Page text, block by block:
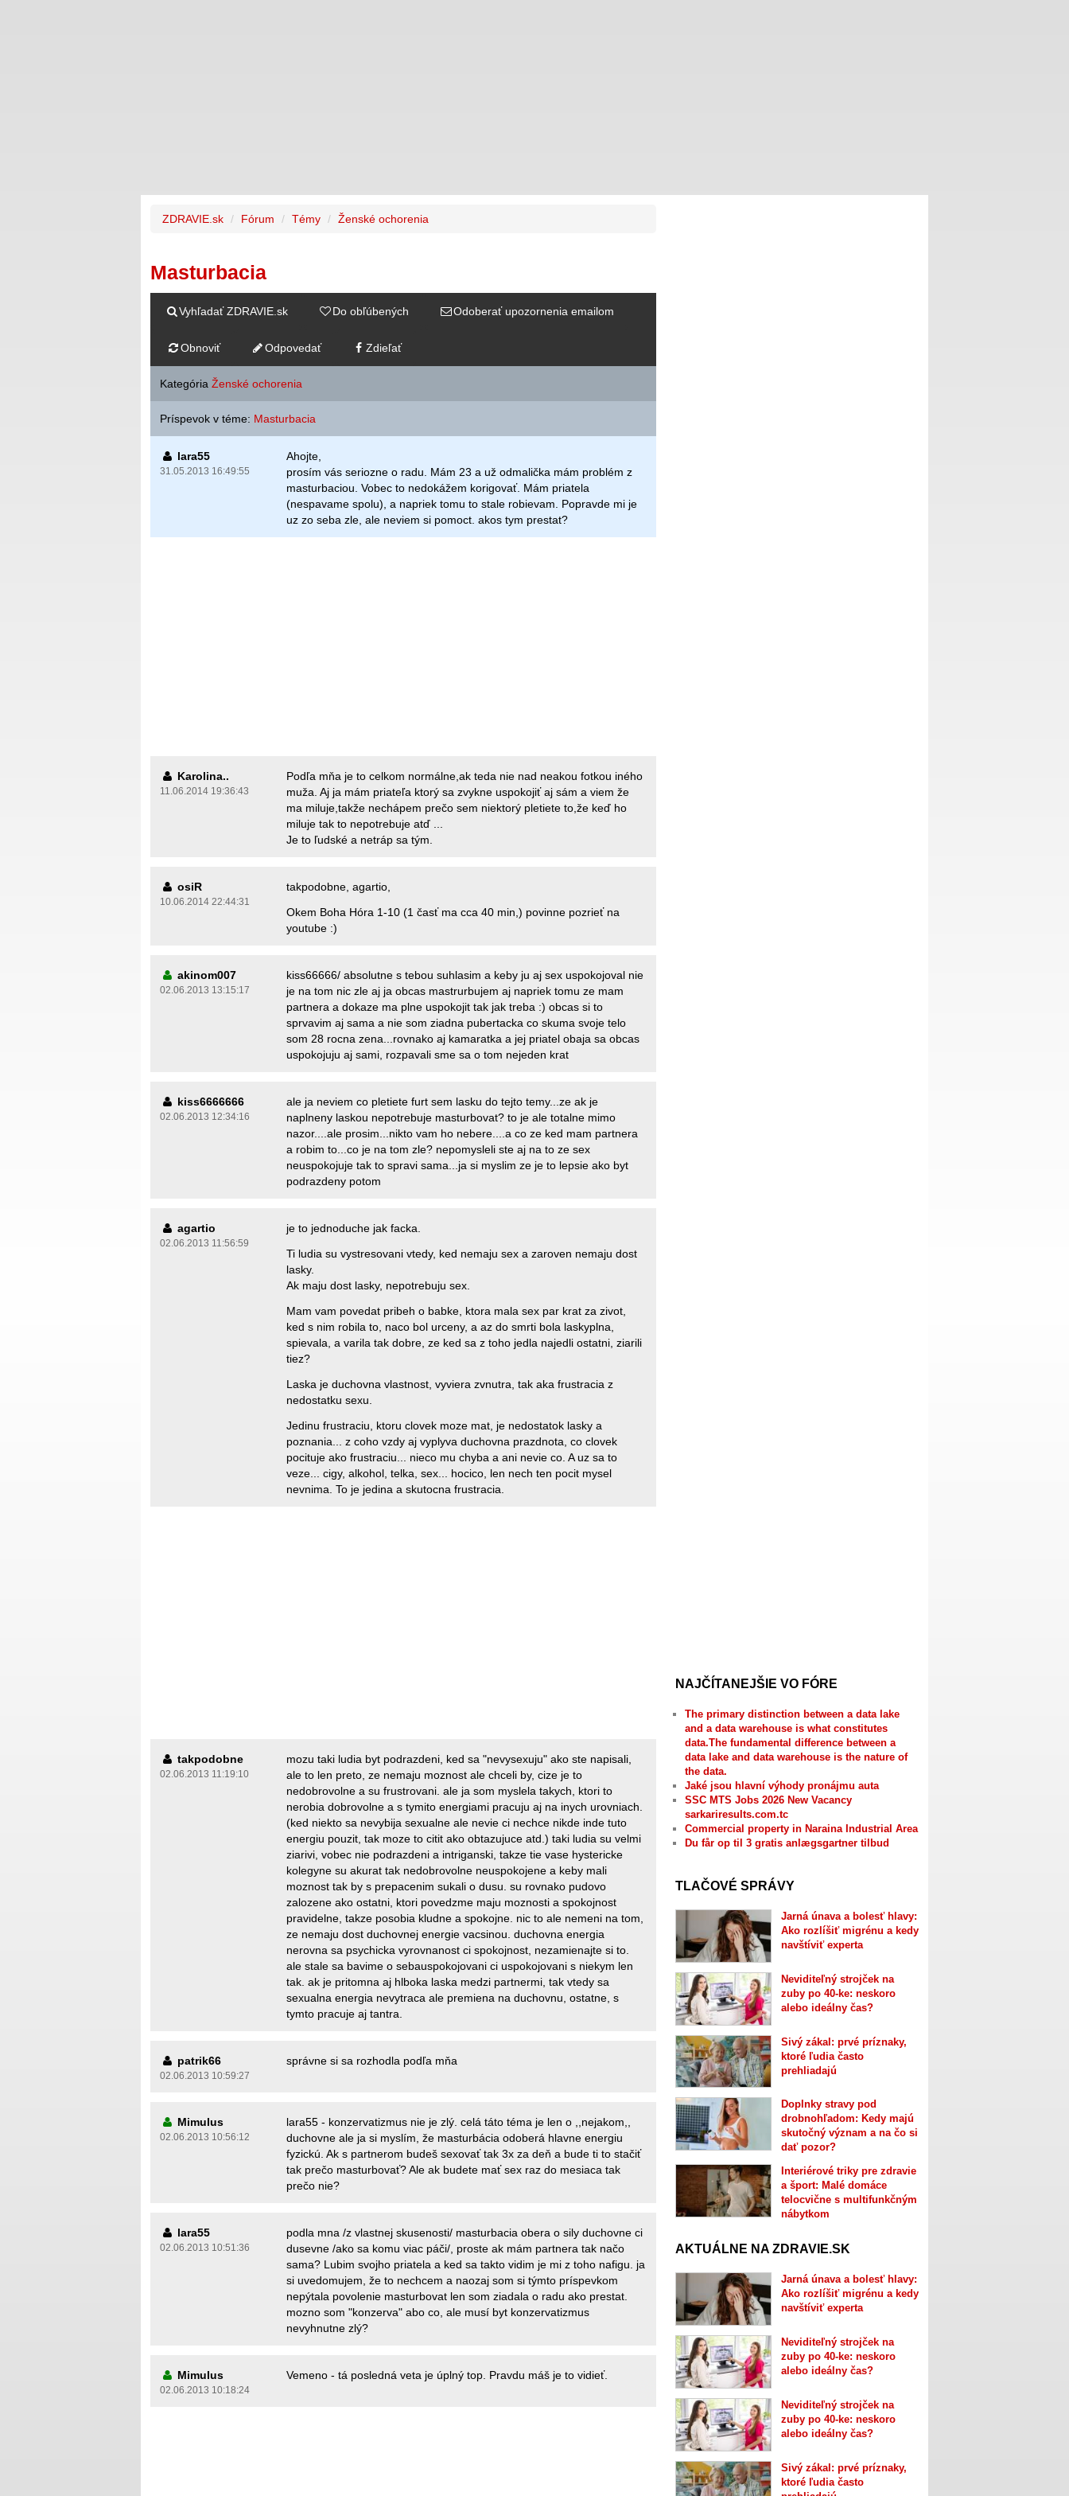
ZDRAVIE.sk Fórum Témy Ženské ochorenia
Masturbacia
Vyhľadať ZDRAVIE.sk Do obľúbených Odoberať upozornenia emailom
Obnoviť Odpovedať Zdieľať
Kategória Ženské ochorenia
Príspevok v téme: Masturbacia
lara55
31.05.2013 16:49:55
Ahojte,
prosím vás seriozne o radu. Mám 23 a už odmalička mám problém z
masturbaciou. Vobec to nedokážem korigovať. Mám priatela
(nespavame spolu), a napriek tomu to stale robievam. Popravde mi je
uz zo seba zle, ale neviem si pomoct. akos tym prestat?
Karolina..
11.06.2014 19:36:43
Podľa mňa je to celkom normálne,ak teda nie nad neakou fotkou iného
muža. Aj ja mám priateľa ktorý sa zvykne uspokojiť aj sám a viem že
ma miluje,takže nechápem prečo sem niektorý pletiete to,že keď ho
miluje tak to nepotrebuje atď ...
Je to ľudské a netráp sa tým.
osiR
10.06.2014 22:44:31
takpodobne, agartio,
Okem Boha Hóra 1-10 (1 časť ma cca 40 min,) povinne pozrieť na
youtube :)
akinom007
02.06.2013 13:15:17
kiss66666/ absolutne s tebou suhlasim a keby ju aj sex uspokojoval nie
je na tom nic zle aj ja obcas mastrurbujem aj napriek tomu ze mam
partnera a dokaze ma plne uspokojit tak jak treba :) obcas si to
sprvavim aj sama a nie som ziadna pubertacka co skuma svoje telo
som 28 rocna zena...rovnako aj kamaratka a jej priatel obaja sa obcas
uspokojuju aj sami, rozpavali sme sa o tom nejeden krat
kiss6666666
02.06.2013 12:34:16
ale ja neviem co pletiete furt sem lasku do tejto temy...ze ak je
naplneny laskou nepotrebuje masturbovat? to je ale totalne mimo
nazor....ale prosim...nikto vam ho nebere....a co ze ked mam partnera
a robim to...co je na tom zle? nepomysleli ste aj na to ze sex
neuspokojuje tak to spravi sama...ja si myslim ze je to lepsie ako byt
podrazdeny potom
agartio
02.06.2013 11:56:59
je to jednoduche jak facka.
Ti ludia su vystresovani vtedy, ked nemaju sex a zaroven nemaju dost
lasky.
Ak maju dost lasky, nepotrebuju sex.
Mam vam povedat pribeh o babke, ktora mala sex par krat za zivot,
ked s nim robila to, naco bol urceny, a az do smrti bola laskyplna,
spievala, a varila tak dobre, ze ked sa z toho jedla najedli ostatni, ziarili
tiez?
Laska je duchovna vlastnost, vyviera zvnutra, tak aka frustracia z
nedostatku sexu.
Jedinu frustraciu, ktoru clovek moze mat, je nedostatok lasky a
poznania... z coho vzdy aj vyplyva duchovna prazdnota, co clovek
pocituje ako frustraciu... nieco mu chyba a ani nevie co. A uz sa to
veze... cigy, alkohol, telka, sex... hocico, len nech ten pocit mysel
nevnima. To je jedina a skutocna frustracia.
takpodobne
02.06.2013 11:19:10
mozu taki ludia byt podrazdeni, ked sa "nevysexuju" ako ste napisali,
ale to len preto, ze nemaju moznost ale chceli by, cize je to
nedobrovolne a su frustrovani. ale ja som myslela takych, ktori to
nerobia dobrovolne a s tymito energiami pracuju aj na inych urovniach.
(ked niekto sa nevybija sexualne ale nevie ci nechce nikde inde tuto
energiu pouzit, tak moze to citit ako obtazujuce atd.) taki ludia su velmi
ziarivi, vobec nie podrazdeni a intriganski, takze tie vase hystericke
kolegyne su akurat tak nedobrovolne neuspokojene a keby mali
moznost tak by s prepacenim sukali o dusu. su rovnako pudovo
zalozene ako ostatni, ktori povedzme maju moznosti a spokojnost
pravidelne, takze posobia kludne a spokojne. nic to ale nemeni na tom,
ze nemaju dost duchovnej energie vacsinou. duchovna energia
nerovna sa psychicka vyrovnanost ci spokojnost, nezamienajte si to.
ale stale sa bavime o sebauspokojovani ci uspokojovani s niekym len
tak. ak je pritomna aj hlboka laska medzi partnermi, tak vtedy sa
sexualna energia nevytraca ale premiena na duchovnu, ostatne, s
tymto pracuje aj tantra.
patrik66
02.06.2013 10:59:27
správne si sa rozhodla podľa mňa
Mimulus
02.06.2013 10:56:12
lara55 - konzervatizmus nie je zlý. celá táto téma je len o ,,nejakom,,
duchovne ale ja si myslím, že masturbácia odoberá hlavne energiu
fyzickú. Ak s partnerom budeš sexovať tak 3x za deň a bude ti to stačiť
tak prečo masturbovať? Ale ak budete mať sex raz do mesiaca tak
prečo nie?
lara55
02.06.2013 10:51:36
podla mna /z vlastnej skusenosti/ masturbacia obera o sily duchovne ci
dusevne /ako sa komu viac páči/, proste ak mám partnera tak načo
sama? Lubim svojho priatela a ked sa takto vidim je mi z toho nafigu. ja
si uvedomujem, že to nechcem a naozaj som si týmto príspevkom
nepýtala povolenie masturbovat len som ziadala o radu ako prestat.
mozno som "konzerva" abo co, ale musí byt konzervatizmus
nevyhnutne zlý?
Mimulus
02.06.2013 10:18:24
Vemeno - tá posledná veta je úplný top. Pravdu máš je to vidieť.
NAJČÍTANEJŠIE VO FÓRE
The primary distinction between a data lake
and a data warehouse is what constitutes
data.The fundamental difference between a
data lake and data warehouse is the nature of
the data.
Jaké jsou hlavní výhody pronájmu auta
SSC MTS Jobs 2026 New Vacancy
sarkariresults.com.tc
Commercial property in Naraina Industrial Area
Du får op til 3 gratis anlægsgartner tilbud
TLAČOVÉ SPRÁVY
Jarná únava a bolesť hlavy:
Ako rozlíšiť migrénu a kedy
navštíviť experta
Neviditeľný strojček na
zuby po 40-ke: neskoro
alebo ideálny čas?
Sivý zákal: prvé príznaky,
ktoré ľudia často
prehliadajú
Doplnky stravy pod
drobnohľadom: Kedy majú
skutočný význam a na čo si
dať pozor?
Interiérové triky pre zdravie
a šport: Malé domáce
telocvične s multifunkčným
nábytkom
AKTUÁLNE NA ZDRAVIE.SK
Jarná únava a bolesť hlavy:
Ako rozlíšiť migrénu a kedy
navštíviť experta
Neviditeľný strojček na
zuby po 40-ke: neskoro
alebo ideálny čas?
Neviditeľný strojček na
zuby po 40-ke: neskoro
alebo ideálny čas?
Sivý zákal: prvé príznaky,
ktoré ľudia často